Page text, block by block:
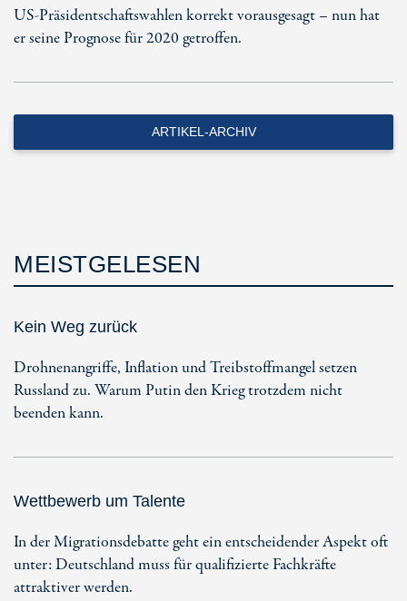
US-Präsidentschaftswahlen korrekt vorausgesagt – nun hat
er seine Prognose für 2020 getroffen.
ARTIKEL-ARCHIV
MEISTGELESEN
Kein Weg zurück
Drohnenangriffe, Inflation und Treibstoffmangel setzen
Russland zu. Warum Putin den Krieg trotzdem nicht
beenden kann.
Wettbewerb um Talente
In der Migrationsdebatte geht ein entscheidender Aspekt oft
unter: Deutschland muss für qualifizierte Fachkräfte
attraktiver werden.